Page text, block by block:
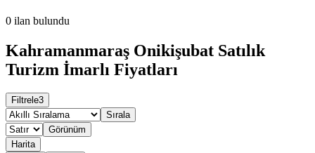
0 ilan bulundu
Kahramanmaraş Onikişubat Satılık
Turizm İmarlı Fiyatları
Filtrele3
Sırala
Görünüm
Harita